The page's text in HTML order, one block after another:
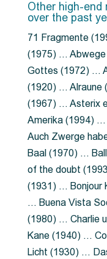
Other high-end
over the past
71 Fragmente
(1975) …
Gottes (1972) …
(1920) … Alraune
(1967) … Asterix
Amerika (1994)
Auch Zwerge
Baal (1970) …
of the doubt
(1931) … Bonjour
… Buena Vista
(1980) … Charlie
Kane (1940) …
Licht (1930) …